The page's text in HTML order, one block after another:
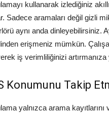
kullanarak izlediğiniz
Sadece aramaları değil gizli
aynı anda dinleyebilirsiniz.
erişmeniz mümkün.
iş verimliliğinizi artırmanıza
Konumunu Takip
yalnızca arama